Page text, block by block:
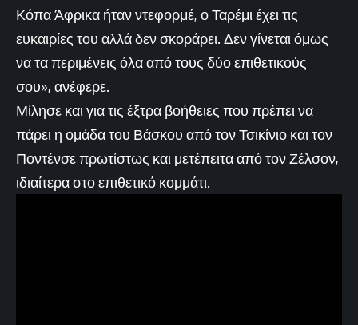
Κόπα Άφρικα ήταν ντεφορμέ, ο Ταρέμι έχει τις
ευκαιρίες του αλλά δεν σκοράρει. Δεν γίνεται όμως
να τα περιμένεις όλα από τους δύο επιθετικούς
σου», ανέφερε.
Μίλησε και για τις έξτρα βοήθειες που πρέπει να
πάρει η ομάδα του Βάσκου από τον Τσικίνιο και τον
Ποντένσε πρωτίστως και μετέπειτα από τον Ζέλσον,
ιδιαίτερα στο επιθετικό κομμάτι.